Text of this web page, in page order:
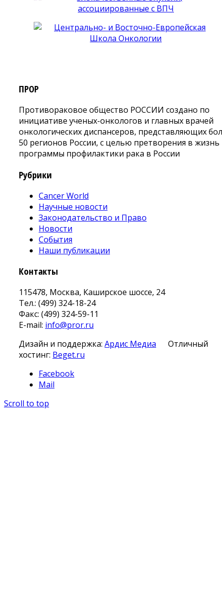
ПРОР
Противораковое общество РОССИИ создано по
инициативе ученых-онкологов и главных врачей
онкологических диспансеров, представляющих
50 регионов России, с целью претворения в жизнь
программы профилактики рака в России
Рубрики
Cancer World
Научные новости
Законодательство и Право
Новости
События
Наши публикации
Контакты
115478, Москва, Каширское шоссе, 24
Тел.: (499) 324-18-24
Факс: (499) 324-59-11
E-mail: info@pror.ru
Дизайн и поддержка: Ардис Медиа
Отличный
хостинг: Beget.ru
Facebook
Mail
Scroll to top